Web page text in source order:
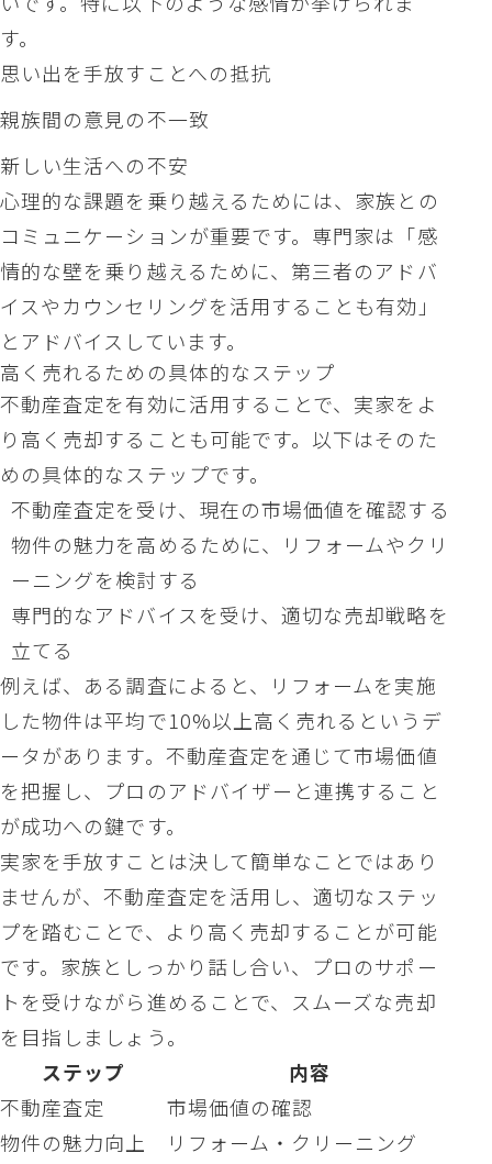
す。
思い出を手放すことへの抵抗
親族間の意見の不一致
新しい生活への不安
心理的な課題を乗り越えるためには、家族との
コミュニケーションが重要です。専門家は「感
情的な壁を乗り越えるために、第三者のアドバ
イスやカウンセリングを活用することも有効」
とアドバイスしています。
高く売れるための具体的なステップ
不動産査定を有効に活用することで、実家をよ
り高く売却することも可能です。以下はそのた
めの具体的なステップです。
不動産査定を受け、現在の市場価値を確認する
物件の魅力を高めるために、リフォームやクリ
ーニングを検討する
専門的なアドバイスを受け、適切な売却戦略を
立てる
例えば、ある調査によると、リフォームを実施
した物件は平均で10%以上高く売れるというデ
ータがあります。不動産査定を通じて市場価値
を把握し、プロのアドバイザーと連携すること
が成功への鍵です。
実家を手放すことは決して簡単なことではあり
ませんが、不動産査定を活用し、適切なステッ
プを踏むことで、より高く売却することが可能
です。家族としっかり話し合い、プロのサポー
トを受けながら進めることで、スムーズな売却
を目指しましょう。
ステップ
内容
不動産査定
市場価値の確認
物件の魅力向上
リフォーム・クリーニング